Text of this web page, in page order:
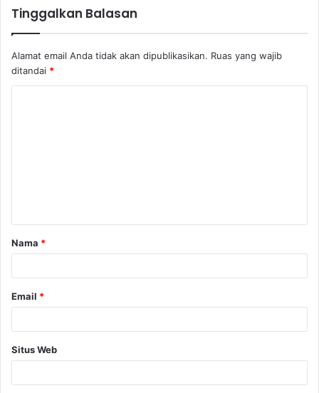
Tinggalkan Balasan
Alamat email Anda tidak akan dipublikasikan. Ruas yang wajib
ditandai *
Nama *
Email *
Situs Web